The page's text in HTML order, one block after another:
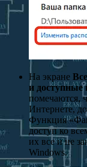
На экране
и доступные
помечаются,
Интернете,
Функция
доступ ко
их все и не
Windows.